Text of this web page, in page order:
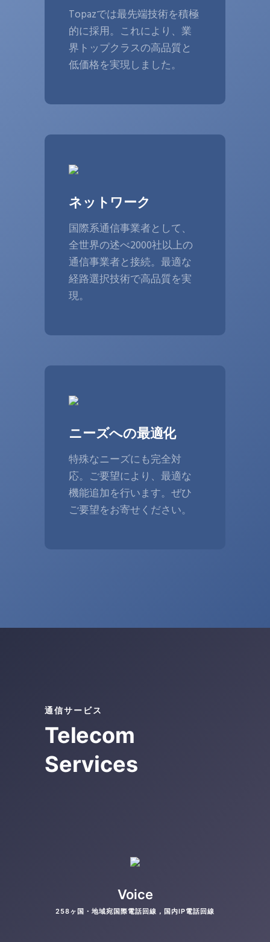
Topazでは最先端技術を積極
的に採用。これにより、業
界トップクラスの高品質と
低価格を実現しました。
ネットワーク
国際系通信事業者として、
全世界の述べ2000社以上の
通信事業者と接続。最適な
経路選択技術で高品質を実
現。
ニーズへの最適化
特殊なニーズにも完全対
応。ご要望により、最適な
機能追加を行います。ぜひ
ご要望をお寄せください。
通信サービス
Telecom
Services
Voice
258ヶ国・地域宛国際電話回線，国内IP電話回線